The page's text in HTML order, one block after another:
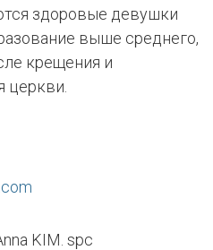
здоровые девушки
выше среднего,
крещения и
церкви.
KIM. spc